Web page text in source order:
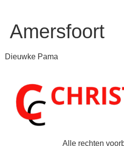
Amersfoort
Dieuwke Pama
Alle rechten